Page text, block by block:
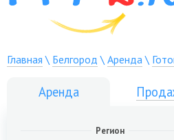
Главная \ Белгород \ Аренда\
Аренда
Регион